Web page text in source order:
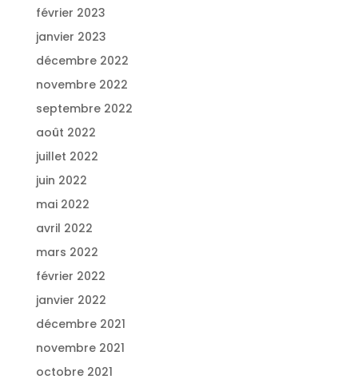
février 2023
janvier 2023
décembre 2022
novembre 2022
septembre 2022
août 2022
juillet 2022
juin 2022
mai 2022
avril 2022
mars 2022
février 2022
janvier 2022
décembre 2021
novembre 2021
octobre 2021